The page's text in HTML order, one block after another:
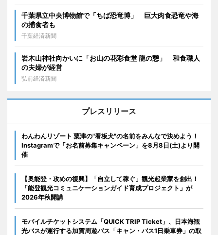
千葉県立中央博物館で「ちば恐竜博」 巨大肉食恐竜や海
の捕食者も
千葉経済新聞
岩木山神社向かいに「お山の花彩食堂 龍の憩」 和食職人
の夫婦が経営
弘前経済新聞
プレスリリース
わんわんリゾート 粟津の"看板犬"の名前をみんなで決めよう！
Instagramで「お名前募集キャンペーン」を8月8日(土)より開
催
【奥能登・攻めの復興】「自立して稼ぐ」観光起業家を創出！
「能登観光コミュニケーションガイド育成プロジェクト」が
2026年秋開講
モバイルチケットシステム「QUICK TRIP Ticket」、日本海観
光バスが運行する加賀周遊バス「キャン・バス1日乗車券」の取